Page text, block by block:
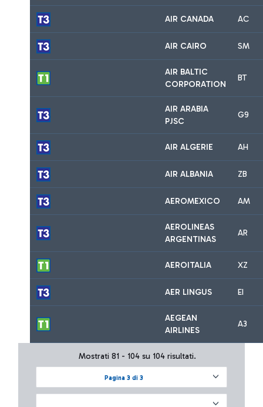
AIR CANADA AC
AIR CAIRO SM
AIR BALTIC
CORPORATION
BT
AIR ARABIA
PJSC
G9
AIR ALGERIE AH
AIR ALBANIA ZB
AEROMEXICO AM
AEROLINEAS
ARGENTINAS
AR
AEROITALIA XZ
AER LINGUS EI
AEGEAN
AIRLINES
A3
Pagina 3 di 3
Mostrati 81 - 104 su 104 risultati.